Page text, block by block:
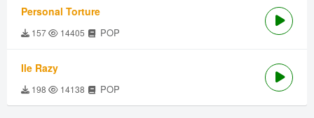
Personal Torture
157 14405 POP
Ile Razy
198 14138 POP